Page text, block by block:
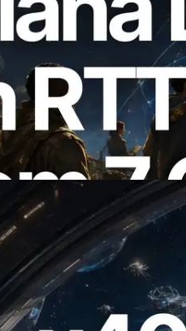
Slot API'yi 7
ölçümüyle
Information API